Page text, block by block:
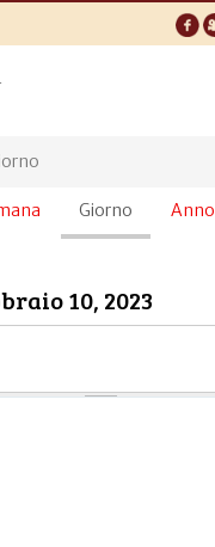
Giorno (scheda
attiva)
Anno
10, 2023